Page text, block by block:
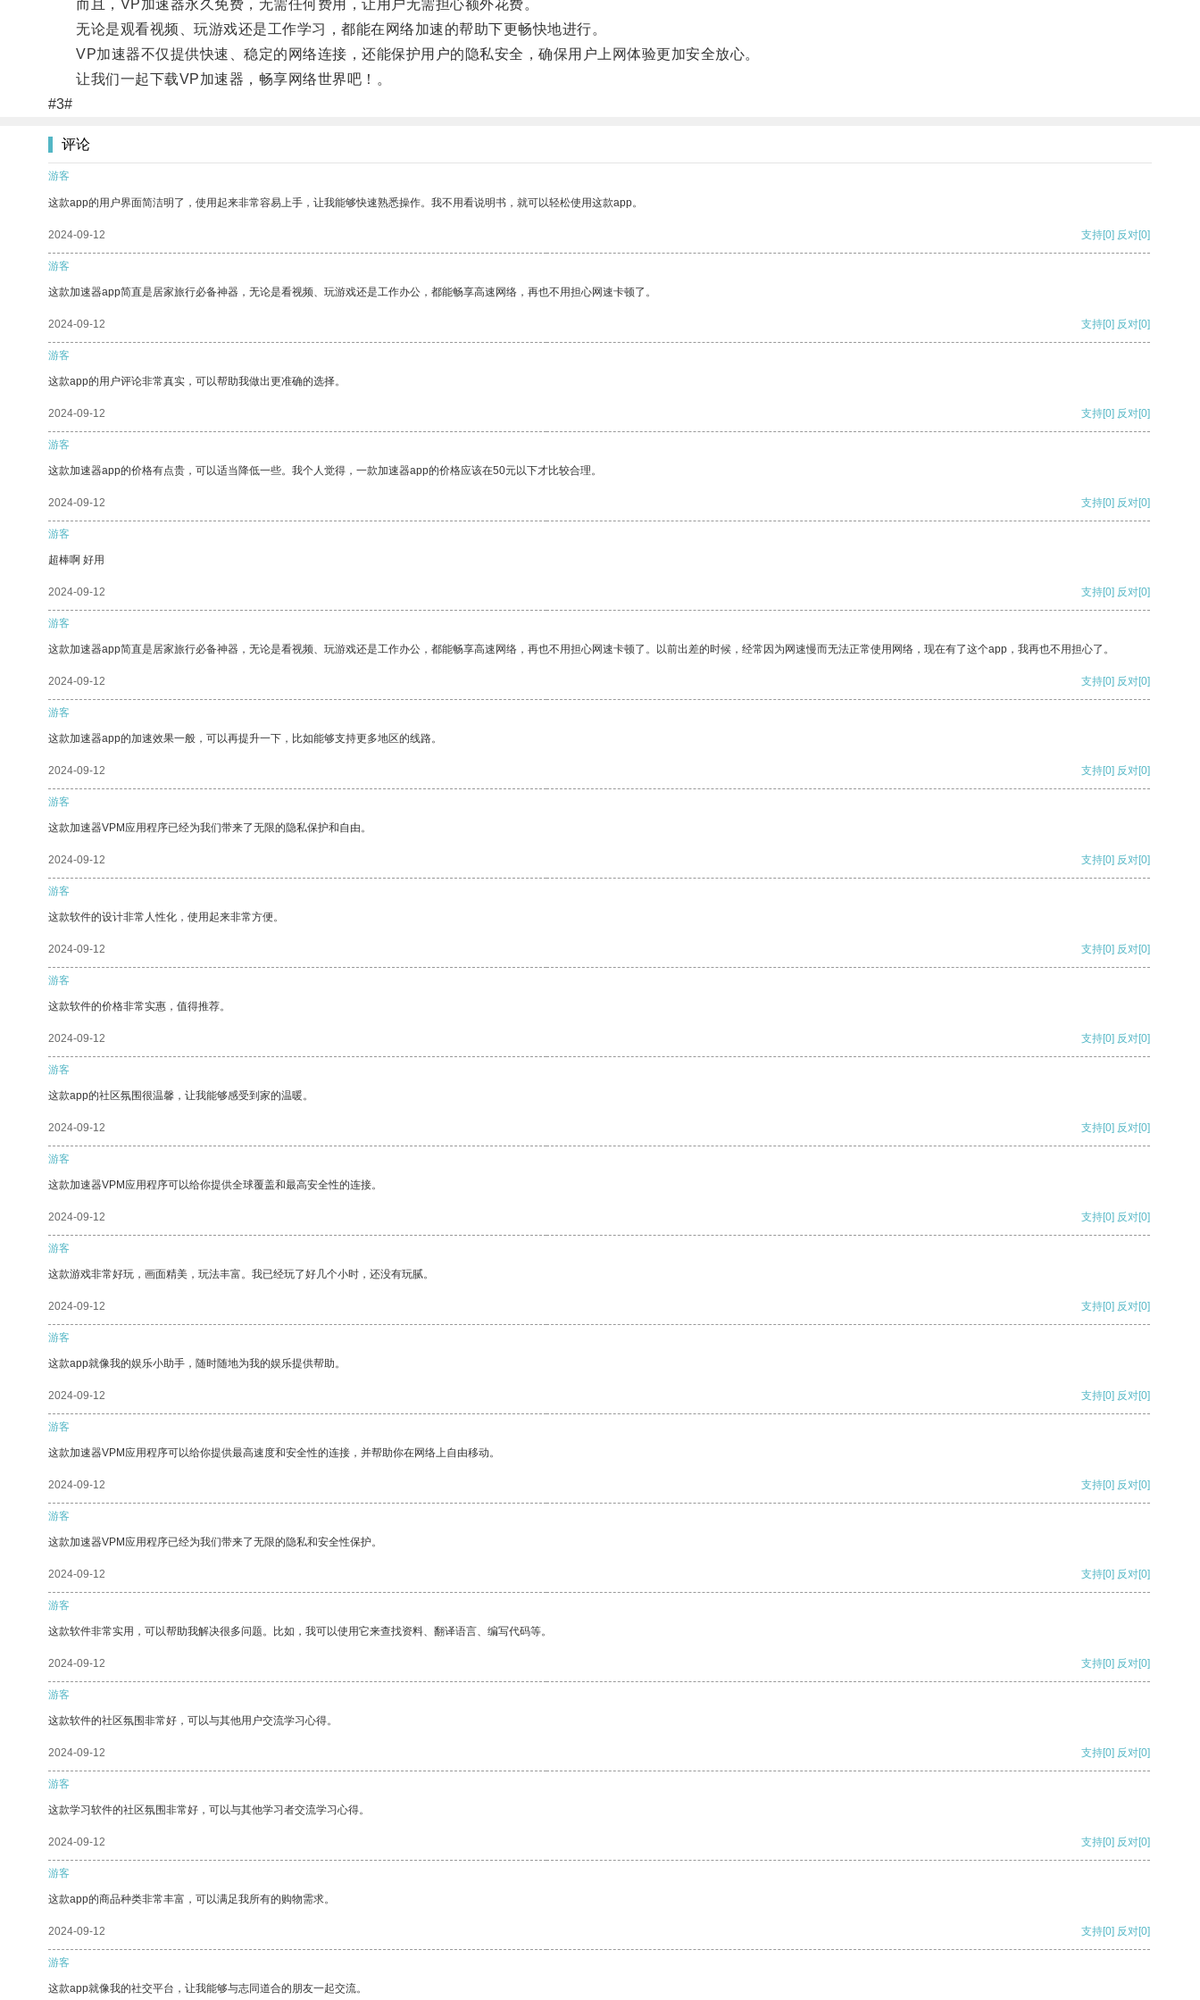
而且，VP加速器永久免费，无需任何费用，让用户无需担心额外花费。
无论是观看视频、玩游戏还是工作学习，都能在网络加速的帮助下更畅快地进行。
VP加速器不仅提供快速、稳定的网络连接，还能保护用户的隐私安全，确保用户上网体验更加安全放心。
让我们一起下载VP加速器，畅享网络世界吧！。
#3#
评论
游客
这款app的用户界面简洁明了，使用起来非常容易上手，让我能够快速熟悉操作。我不用看说明书，就可以轻松使用这款app。
2024-09-12 支持[0] 反对[0]
游客
这款加速器app简直是居家旅行必备神器，无论是看视频、玩游戏还是工作办公，都能畅享高速网络，再也不用担心网速卡顿了。
2024-09-12 支持[0] 反对[0]
游客
这款app的用户评论非常真实，可以帮助我做出更准确的选择。
2024-09-12 支持[0] 反对[0]
游客
这款加速器app的价格有点贵，可以适当降低一些。我个人觉得，一款加速器app的价格应该在50元以下才比较合理。
2024-09-12 支持[0] 反对[0]
游客
超棒啊 好用
2024-09-12 支持[0] 反对[0]
游客
这款加速器app简直是居家旅行必备神器，无论是看视频、玩游戏还是工作办公，都能畅享高速网络，再也不用担心网速卡顿了。以前出差的时候，经常因为网速慢而无法正常使用网络，现在有了这个app，我再也不用担心了。
2024-09-12 支持[0] 反对[0]
游客
这款加速器app的加速效果一般，可以再提升一下，比如能够支持更多地区的线路。
2024-09-12 支持[0] 反对[0]
游客
这款加速器VPM应用程序已经为我们带来了无限的隐私保护和自由。
2024-09-12 支持[0] 反对[0]
游客
这款软件的设计非常人性化，使用起来非常方便。
2024-09-12 支持[0] 反对[0]
游客
这款软件的价格非常实惠，值得推荐。
2024-09-12 支持[0] 反对[0]
游客
这款app的社区氛围很温馨，让我能够感受到家的温暖。
2024-09-12 支持[0] 反对[0]
游客
这款加速器VPM应用程序可以给你提供全球覆盖和最高安全性的连接。
2024-09-12 支持[0] 反对[0]
游客
这款游戏非常好玩，画面精美，玩法丰富。我已经玩了好几个小时，还没有玩腻。
2024-09-12 支持[0] 反对[0]
游客
这款app就像我的娱乐小助手，随时随地为我的娱乐提供帮助。
2024-09-12 支持[0] 反对[0]
游客
这款加速器VPM应用程序可以给你提供最高速度和安全性的连接，并帮助你在网络上自由移动。
2024-09-12 支持[0] 反对[0]
游客
这款加速器VPM应用程序已经为我们带来了无限的隐私和安全性保护。
2024-09-12 支持[0] 反对[0]
游客
这款软件非常实用，可以帮助我解决很多问题。比如，我可以使用它来查找资料、翻译语言、编写代码等。
2024-09-12 支持[0] 反对[0]
游客
这款软件的社区氛围非常好，可以与其他用户交流学习心得。
2024-09-12 支持[0] 反对[0]
游客
这款学习软件的社区氛围非常好，可以与其他学习者交流学习心得。
2024-09-12 支持[0] 反对[0]
游客
这款app的商品种类非常丰富，可以满足我所有的购物需求。
2024-09-12 支持[0] 反对[0]
游客
这款app就像我的社交平台，让我能够与志同道合的朋友一起交流。